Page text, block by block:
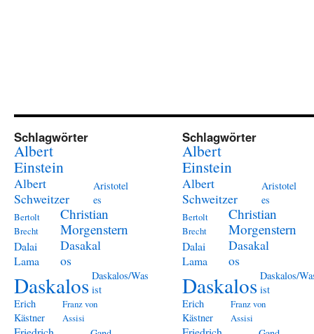
Schlagwörter
Albert
Einstein
Albert
Schweitzer
Aristotel
es
Bertolt
Brecht
Christian
Morgenstern
Dalai
Lama
Dasakal
os
Daskalos Daskalos/Was
ist
Erich
Kästner
Franz von
Assisi
Schlagwörter
Albert
Einstein
Albert
Schweitzer
Aristotel
es
Bertolt
Brecht
Christian
Morgenstern
Dalai
Lama
Dasakal
os
Daskalos Daskalos/
ist
Erich
Kästner
Franz von
Assisi